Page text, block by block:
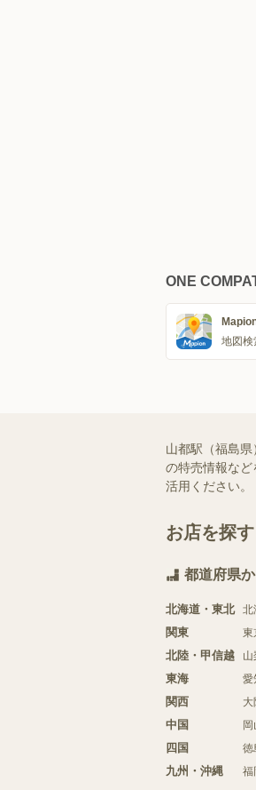
ONE
地図検
山都駅（福島
の特売情報な
活用ください。
お店を探す
都道府県
北海道・東北 北
関東 東
北陸・甲信越 山
東海 愛
関西 大
中国
四国 徳
九州・沖縄 福